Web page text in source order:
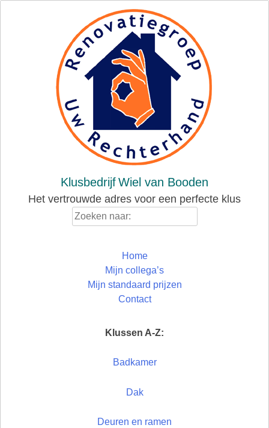
KlusbedrijfWiel van Booden
Het vertrouwde adres voor een perfecte klus
Home
Mijn collega’s
Mijn standaard prijzen
Contact
Klussen A-Z:
Badkamer
Dak
Deuren en ramen